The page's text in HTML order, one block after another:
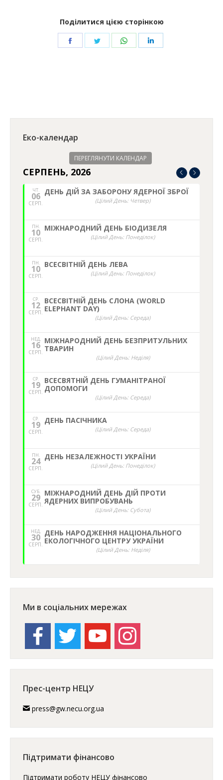
Поділитися цією сторінкою
Share
Share
Share
Еко-календар
ПЕРЕГЛЯНУТИ КАЛЕНДАР
СЕРПЕНЬ, 2026
ЧТ.
06
СЕРП.
ДЕНЬ ДІЙ ЗА ЗАБОРОНУ ЯДЕРНОЇ ЗБРОЇ
(Цілий День: Четвер)
ПН.
10
СЕРП.
МІЖНАРОДНИЙ ДЕНЬ БІОДИЗЕЛЯ
(Цілий День: Понеділок)
ПН.
10
СЕРП.
ВСЕСВІТНІЙ ДЕНЬ ЛЕВА
(Цілий День: Понеділок)
СР.
12
СЕРП.
ВСЕСВІТНІЙ ДЕНЬ СЛОНА (WORLD
ELEPHANT DAY)
(Цілий День: Середа)
НЕД,
16
СЕРП.
МІЖНАРОДНИЙ ДЕНЬ БЕЗПРИТУЛЬНИХ
ТВАРИН
(Цілий День: Неділя)
СР.
19
СЕРП.
ВСЕСВЯТНІЙ ДЕНЬ ГУМАНІТРАНОЇ
ДОПОМОГИ
(Цілий День: Середа)
СР.
19
СЕРП.
ДЕНЬ ПАСІЧНИКА
(Цілий День: Середа)
ПН.
24
СЕРП.
ДЕНЬ НЕЗАЛЕЖНОСТІ УКРАЇНИ
(Цілий День: Понеділок)
СУБ.
29
СЕРП.
МІЖНАРОДНИЙ ДЕНЬ ДІЙ ПРОТИ
ЯДЕРНИХ ВИПРОБУВАНЬ
(Цілий День: Субота)
НЕД,
30
СЕРП.
ДЕНЬ НАРОДЖЕННЯ НАЦІОНАЛЬНОГО
ЕКОЛОГІЧНОГО ЦЕНТРУ УКРАЇНИ
(Цілий День: Неділя)
Ми в соціальних мережах
facebook twitter youtube instagram
Прес-центр НЕЦУ
press@gw.necu.org.ua
Підтримати фінансово
Підтримати роботу НЕЦУ фінансово